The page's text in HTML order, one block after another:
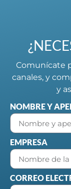
Comunícate
canales, y
y
NOMBRE Y
EMPRESA
CORREO